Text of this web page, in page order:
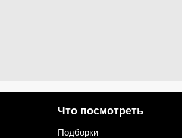
Что посмотреть
Подборки